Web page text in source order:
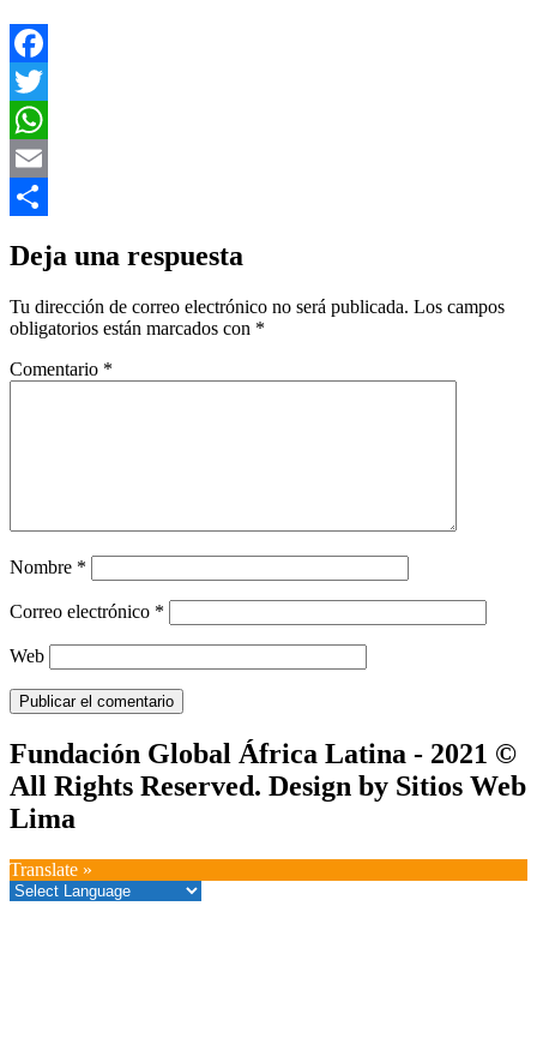
Facebook
Twitter
WhatsApp
Email
Deja una respuesta
Tu dirección de correo electrónico no será publicada. Los campos
obligatorios están marcados con *
Comentario *
Nombre *
Correo electrónico *
Web
Fundación Global África Latina - 2021 ©
All Rights Reserved. Design by Sitios Web
Lima
Translate »